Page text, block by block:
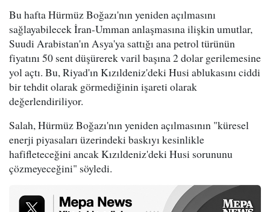
Bu hafta Hürmüz Boğazı'nın yeniden açılmasını
sağlayabilecek İran-Umman anlaşmasına ilişkin umutlar,
Suudi Arabistan'ın Asya'ya sattığı ana petrol türünün
fiyatını 50 sent düşürerek varil başına 2 dolar gerilemesine
yol açtı. Bu, Riyad'ın Kızıldeniz'deki Husi ablukasını ciddi
bir tehdit olarak görmediğinin işareti olarak
değerlendiriliyor.
Salah, Hürmüz Boğazı'nın yeniden açılmasının "küresel
enerji piyasaları üzerindeki baskıyı kesinlikle
hafifleteceğini ancak Kızıldeniz'deki Husi sorununu
çözmeyeceğini" söyledi.